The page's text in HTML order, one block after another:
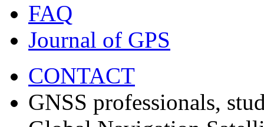
FAQ
Journal of GPS
CONTACT
GNSS professionals,